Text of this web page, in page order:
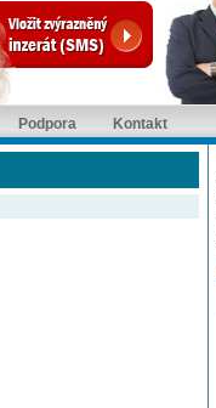
Podpora Kontakt